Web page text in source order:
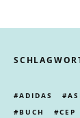
ADIDAS
BUCH
CEP